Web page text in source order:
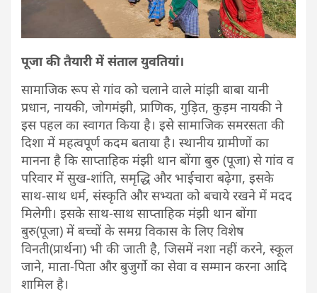
पूजा की तैयारी में संताल युवतियां।
सामाजिक रूप से गांव को चलाने वाले मांझी बाबा यानी
प्रधान, नायकी, जोगमंझी, प्राणिक, गुड़ित, कुड़म नायकी ने
इस पहल का स्वागत किया है। इसे सामाजिक समरसता की
दिशा में महत्वपूर्ण कदम बताया है। स्थानीय ग्रामीणों का
मानना है कि साप्ताहिक मंझी थान बोंगा बुरु (पूजा) से गांव व
परिवार में सुख-शांति, समृद्धि और भाईचारा बढ़ेगा, इसके
साथ-साथ धर्म, संस्कृति और सभ्यता को बचाये रखने में मदद
मिलेगी। इसके साथ-साथ साप्ताहिक मंझी थान बोंगा
बुरु(पूजा) में बच्चों के समग्र विकास के लिए विशेष
विनती(प्रार्थना) भी की जाती है, जिसमें नशा नहीं करने, स्कूल
जाने, माता-पिता और बुजुर्गाे का सेवा व सम्मान करना आदि
शामिल है।